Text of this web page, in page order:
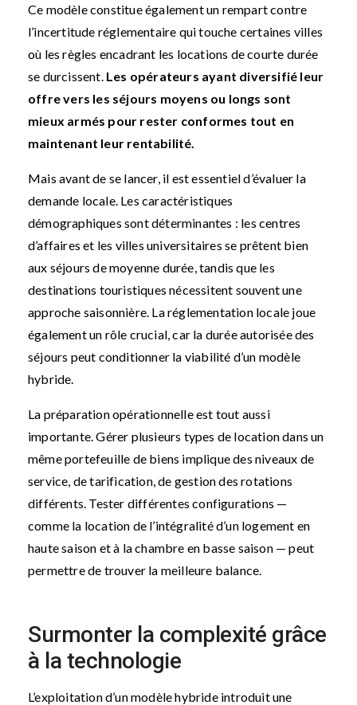
Ce modèle constitue également un rempart contre
l’incertitude réglementaire qui touche certaines villes
où les règles encadrant les locations de courte durée
se durcissent. Les opérateurs ayant diversifié leur
offre vers les séjours moyens ou longs sont
mieux armés pour rester conformes tout en
maintenant leur rentabilité.
Mais avant de se lancer, il est essentiel d’évaluer la
demande locale. Les caractéristiques
démographiques sont déterminantes : les centres
d’affaires et les villes universitaires se prêtent bien
aux séjours de moyenne durée, tandis que les
destinations touristiques nécessitent souvent une
approche saisonnière. La réglementation locale joue
également un rôle crucial, car la durée autorisée des
séjours peut conditionner la viabilité d’un modèle
hybride.
La préparation opérationnelle est tout aussi
importante. Gérer plusieurs types de location dans un
même portefeuille de biens implique des niveaux de
service, de tarification, de gestion des rotations
différents. Tester différentes configurations —
comme la location de l’intégralité d’un logement en
haute saison et à la chambre en basse saison — peut
permettre de trouver la meilleure balance.
Surmonter la complexité grâce
à la technologie
L’exploitation d’un modèle hybride introduit une